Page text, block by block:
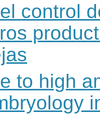
control
to high